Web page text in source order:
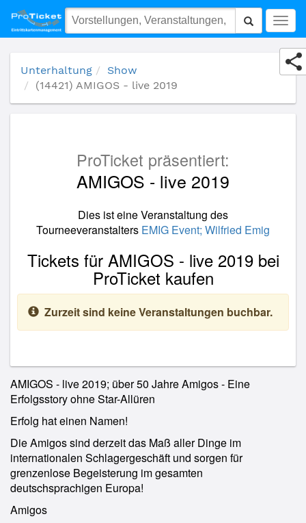
(14421) AMIGOS - live 2019
Unterhaltung
Show
(14421) AMIGOS - live 2019
ProTicket präsentiert:
AMIGOS - live 2019
Dies ist eine Veranstaltung des
Tourneeveranstalters EMIG Event; Wilfried Emig
Tickets für AMIGOS - live 2019 bei
ProTicket kaufen
Zurzeit sind keine Veranstaltungen buchbar.
AMIGOS - live 2019; über 50 Jahre Amigos - Eine
Erfolgsstory ohne Star-Allüren
Erfolg hat einen Namen!
Die Amigos sind derzeit das Maß aller Dinge im
internationalen Schlagergeschäft und sorgen für
grenzenlose Begeisterung im gesamten
deutschsprachigen Europa!
Amigos